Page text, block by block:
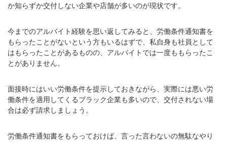
か知らずか交付しない企業や店舗が多いのが現状です。
今までのアルバイト経験を思い返してみると、労働条件通知書を
もらったことがないという方もいるはずで、私自身も社員として
はもらったことがあるものの、アルバイトでは一度ももらったこ
とがありません。
面接時にはいい労働条件を提示しておきながら、実際には悪い労
働条件を適用してくるブラック企業も多いので、交付されない場
合は必ず請求しましょう。
労働条件通知書をもらっておけば、言った言わないの無駄なやり